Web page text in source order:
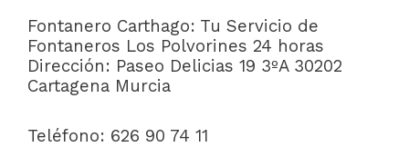
Fontanero Carthago: Tu Servicio de
Fontaneros Los Polvorines 24 horas
Dirección: Paseo Delicias 19 3ºA 30202
Cartagena Murcia
Teléfono: 626 90 74 11